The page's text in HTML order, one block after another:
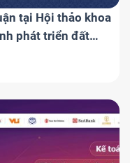
tại Hội thảo khoa
phát triển đất